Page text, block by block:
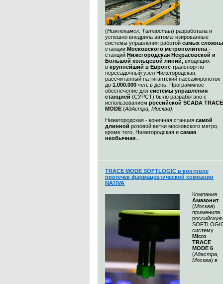
(Нижнекамск, Татарстан) разработала и
успешно внедрила автоматизированные
системы управления работой самых
станции Московского метрополитена -
станций Нижегородская Некрасовской и
Большой кольцевой линий, входящих
в крупнейший в Европе транспортно-
пересадочный узел Нижегородская,
рассчитанный на гигантский пассажиропоток -
до 1.000.000 чел. в день. Программное
обеспечение для системы управления
станцией (СУРСТ) было разработано с
использованием российской SCADA TRACE
MODE (АдАстра, Москва)
Нижегородская - конечная станция самой
длинной розовой ветки московского метро,
кроме того, Нижегородская и самая
необычная
TRACE MODE SOFTLOGIC в контроле
протечек фармацевтической компании
NATIVA
Компания
Амазонит
(Москва)
применила
российскую
систему
Micro
TRACE
MODE 6
(Адастра,
Москва) в